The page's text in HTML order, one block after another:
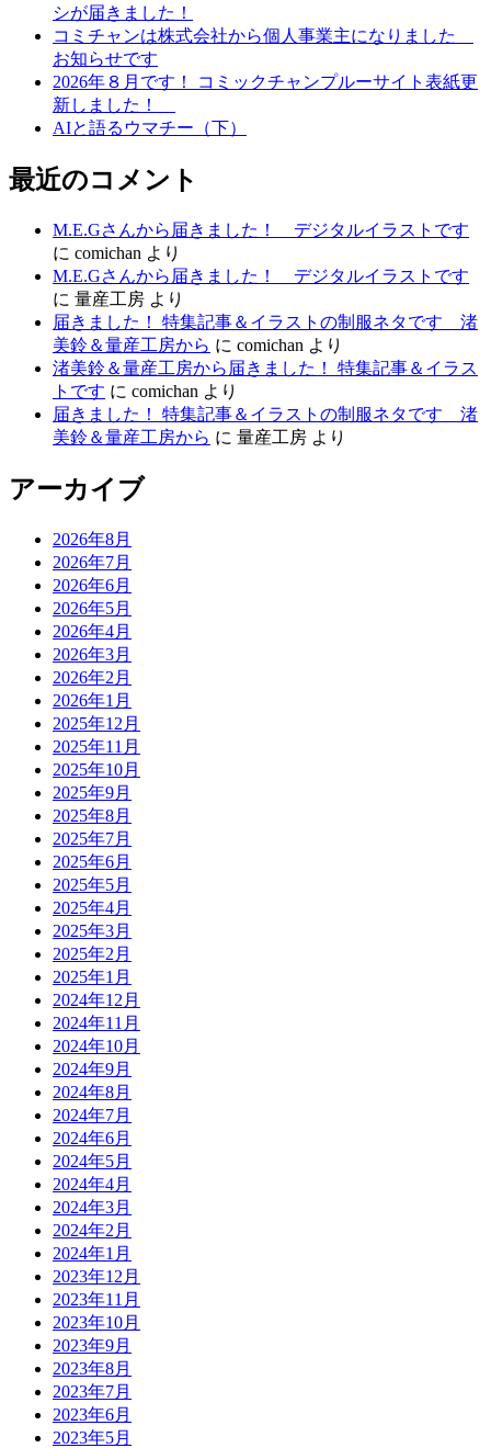
シが届きました！
コミチャンは株式会社から個人事業主になりました
お知らせです
2026年８月です！ コミックチャンプルーサイト表紙更
新しました！
AIと語るウマチー（下）
最近のコメント
M.E.Gさんから届きました！ デジタルイラストです
に comichan より
M.E.Gさんから届きました！ デジタルイラストです
に 量産工房 より
届きました！ 特集記事＆イラストの制服ネタです 渚
美鈴＆量産工房から に comichan より
渚美鈴＆量産工房から届きました！ 特集記事＆イラス
トです に comichan より
届きました！ 特集記事＆イラストの制服ネタです 渚
美鈴＆量産工房から に 量産工房 より
アーカイブ
2026年8月
2026年7月
2026年6月
2026年5月
2026年4月
2026年3月
2026年2月
2026年1月
2025年12月
2025年11月
2025年10月
2025年9月
2025年8月
2025年7月
2025年6月
2025年5月
2025年4月
2025年3月
2025年2月
2025年1月
2024年12月
2024年11月
2024年10月
2024年9月
2024年8月
2024年7月
2024年6月
2024年5月
2024年4月
2024年3月
2024年2月
2024年1月
2023年12月
2023年11月
2023年10月
2023年9月
2023年8月
2023年7月
2023年6月
2023年5月